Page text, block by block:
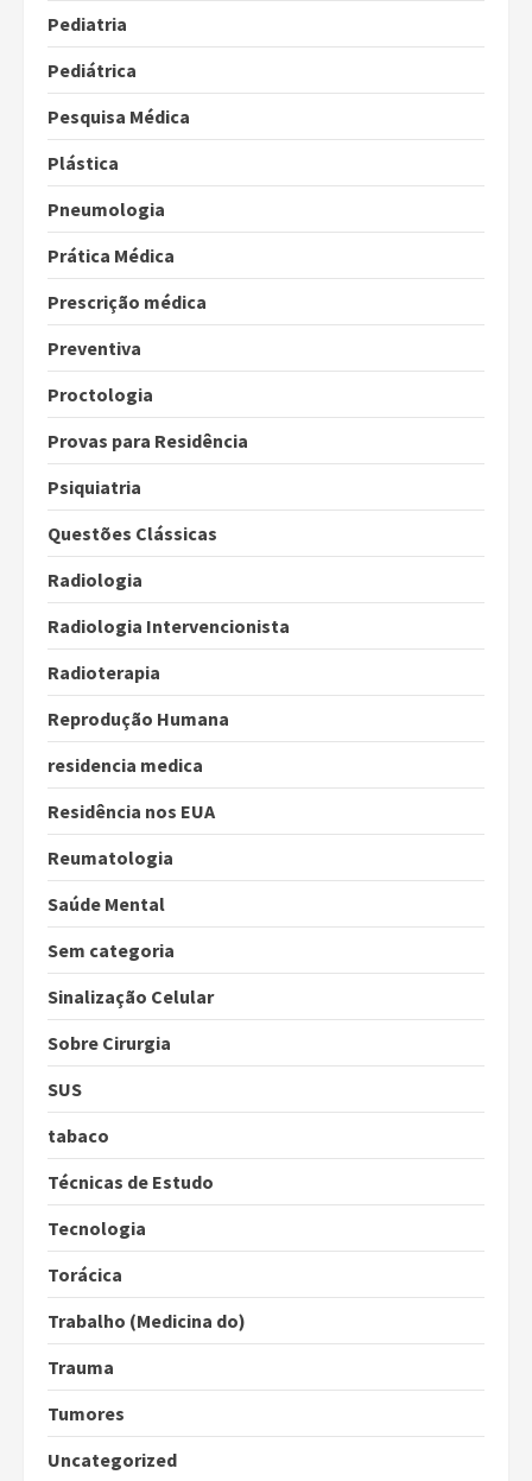
Pediatria
Pediátrica
Pesquisa Médica
Plástica
Pneumologia
Prática Médica
Prescrição médica
Preventiva
Proctologia
Provas para Residência
Psiquiatria
Questões Clássicas
Radiologia
Radiologia Intervencionista
Radioterapia
Reprodução Humana
residencia medica
Residência nos EUA
Reumatologia
Saúde Mental
Sem categoria
Sinalização Celular
Sobre Cirurgia
SUS
tabaco
Técnicas de Estudo
Tecnologia
Torácica
Trabalho (Medicina do)
Trauma
Tumores
Uncategorized